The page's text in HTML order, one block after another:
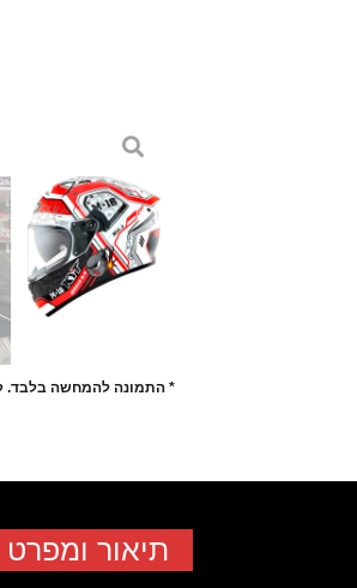
* התמונה להמחשה בלבד.
תיאור ומפרט